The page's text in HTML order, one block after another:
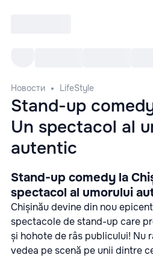
Новости LifeStyle
Stand-up
Un spectacol al
autentic
Stand-up comedy la
spectacol al umorului
Chișinău devine din nou
spectacole de stand-up care
și hohote de râs publicului! Nu
vedea pe scenă pe unii dintre